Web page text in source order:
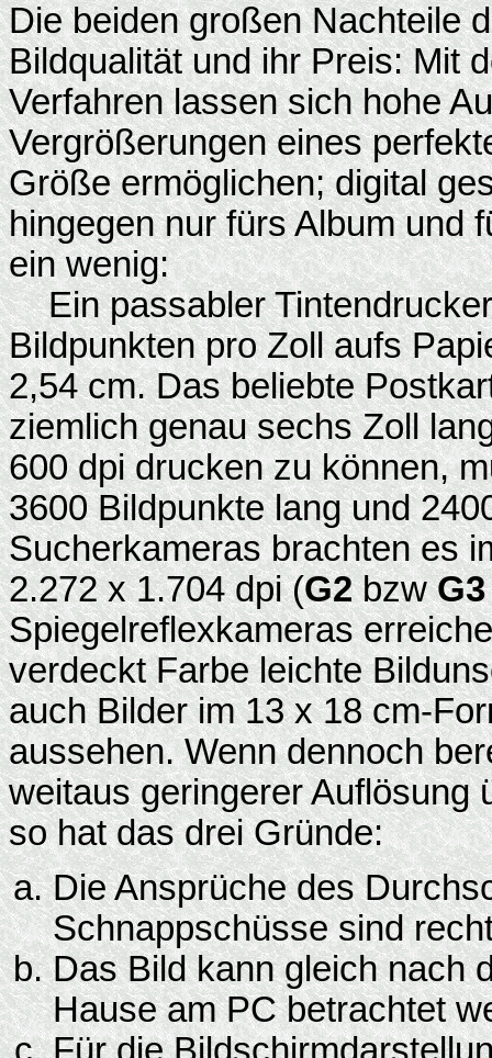
Die beiden großen Nachteile
Bildqualität und ihr Preis: Mit
Verfahren lassen sich hohe
Vergrößerungen eines
Größe ermöglichen; digital
hingegen nur fürs Album und
ein wenig:
Ein passabler Tintendrucker
Bildpunkten pro Zoll aufs
2,54 cm. Das beliebte
ziemlich genau sechs Zoll
600 dpi drucken zu können,
3600 Bildpunkte lang und
Sucherkameras brachten es
2.272 x 1.704 dpi (G2bzwG3
Spiegelreflexkameras
verdeckt Farbe leichte
auch Bilder im 13 x 18 cm-
aussehen. Wenn dennoch
weitaus geringerer Auflösung
so hat das drei Gründe:
Die Ansprüche des
Schnappschüsse sind
Das Bild kann gleich nach
Hause am PC betrachtet